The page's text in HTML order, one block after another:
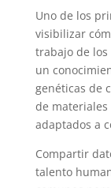
Uno de los
visibilizar
trabajo de
un
genéticas de
de
adaptados a
Compartir
talento